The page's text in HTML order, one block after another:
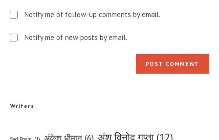
Notify me of follow-up comments by email.
Notify me of new posts by email.
Writers